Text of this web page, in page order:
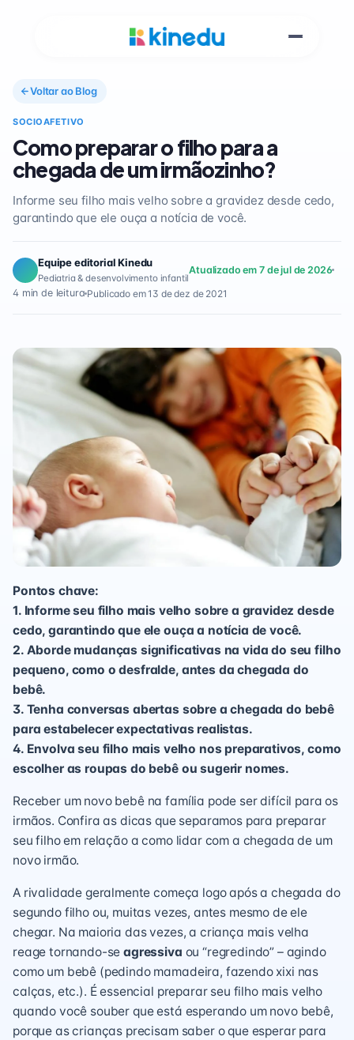
Voltar ao Blog
SOCIOAFETIVO
Como preparar o filho para a
chegada de um irmãozinho?
Informe seu filho mais velho sobre a gravidez desde cedo,
garantindo que ele ouça a notícia de você.
Equipe editorial Kinedu
Pediatria & desenvolvimento infantil
Atualizado em 7 de jul de 2026
4 min de leitura Publicado em 13 de dez de 2021
Pontos chave:
1. Informe seu filho mais velho sobre a gravidez desde
cedo, garantindo que ele ouça a notícia de você.
2. Aborde mudanças significativas na vida do seu filho
pequeno, como o desfralde, antes da chegada do
bebê.
3. Tenha conversas abertas sobre a chegada do bebê
para estabelecer expectativas realistas.
4. Envolva seu filho mais velho nos preparativos, como
escolher as roupas do bebê ou sugerir nomes.
Receber um novo bebê na família pode ser difícil para os
irmãos. Confira as dicas que separamos para preparar
seu filho em relação a como lidar com a chegada de um
novo irmão.
A rivalidade geralmente começa logo após a chegada do
segundo filho ou, muitas vezes, antes mesmo de ele
chegar. Na maioria das vezes, a criança mais velha
reage tornando-seagressiva ou “regredindo” – agindo
como um bebê (pedindo mamadeira, fazendo xixi nas
calças, etc.). É essencial preparar seu filho mais velho
quando você souber que está esperando um novo bebê,
porque as crianças precisam saber o que esperar para